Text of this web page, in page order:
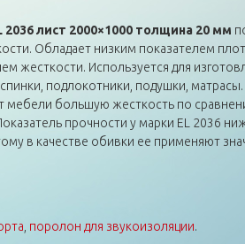
лист 2000×1000 толщина 20 мм
Обладает низким показателем
жесткости. Используется для
подлокотники, подушки, матрасы.
мебели большую жесткость по
прочности у марки EL 2036
в качестве обивки ее применяют
поролон для звукоизоляции.